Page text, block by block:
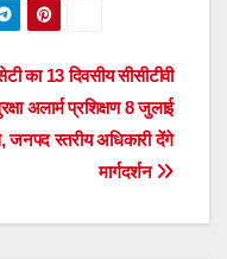
का 13 दिवसीय सीसीटीवी
अलार्म प्रशिक्षण 8 जुलाई
जनपद स्तरीय अधिकारी देंगे
मार्गदर्शन